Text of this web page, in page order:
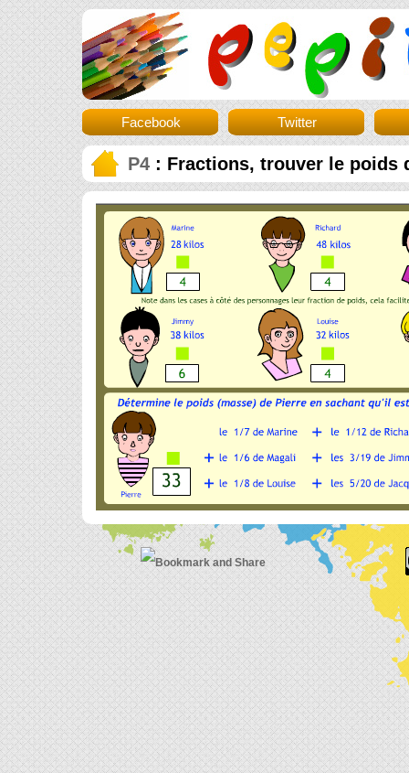
Facebook Twitter
P4 : Fractions, trouver le poids